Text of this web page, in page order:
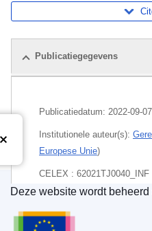
Publicatiegegevens
Publicatiedatum: 2022-09-07
Institutionele auteur(s):
Europese Unie)
CELEX : 62021TJ0040_INF
ECLI : ECLI:EU:T:2022:515
Bureau voor
Deze website wordt beheerd